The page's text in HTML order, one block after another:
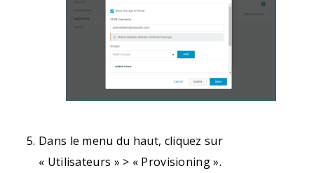
Dans le menu du haut, cliquez sur
« Utilisateurs » > « Provisioning ».